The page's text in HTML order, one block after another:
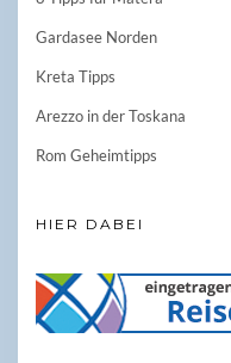
Gardasee Norden
Kreta Tipps
Arezzo in der Toskana
Rom Geheimtipps
HIER DABEI